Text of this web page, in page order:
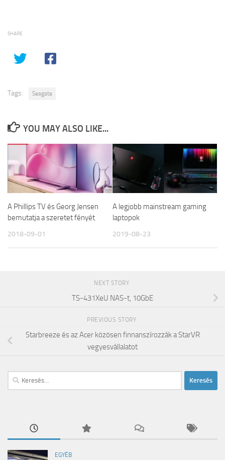
SHARE
Tags: Seagate
YOU MAY ALSO LIKE...
A Phillips TV és Georg Jensen
bemutatja a szeretet fényét
2018-09-01
A legjobb mainstream gaming
laptopok
2019-08-23
NEXT STORY
TS-431XeU NAS-t, 10GbE
PREVIOUS STORY
Starbreeze és az Acer közösen finnanszírozzák a StarVR
vegyesvállalatot
Keresés:
EGYÉB